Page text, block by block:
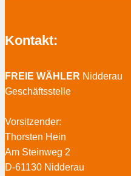
Kontakt:
FREIE WÄHLER Nidderau
Geschäftsstelle
Vorsitzender:
Thorsten Hein
Am Steinweg 2
D-61130 Nidderau